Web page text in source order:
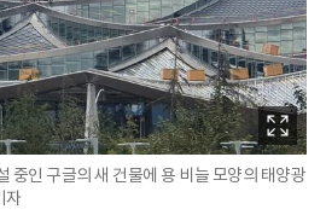
중인 구글의 새 건물에 용 비늘 모양의 태양광
자